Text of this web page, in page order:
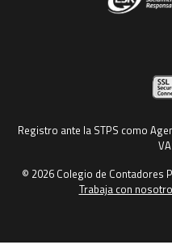
Registro ante la STPS como
© 2026 Colegio de Contadores
Trabaja con